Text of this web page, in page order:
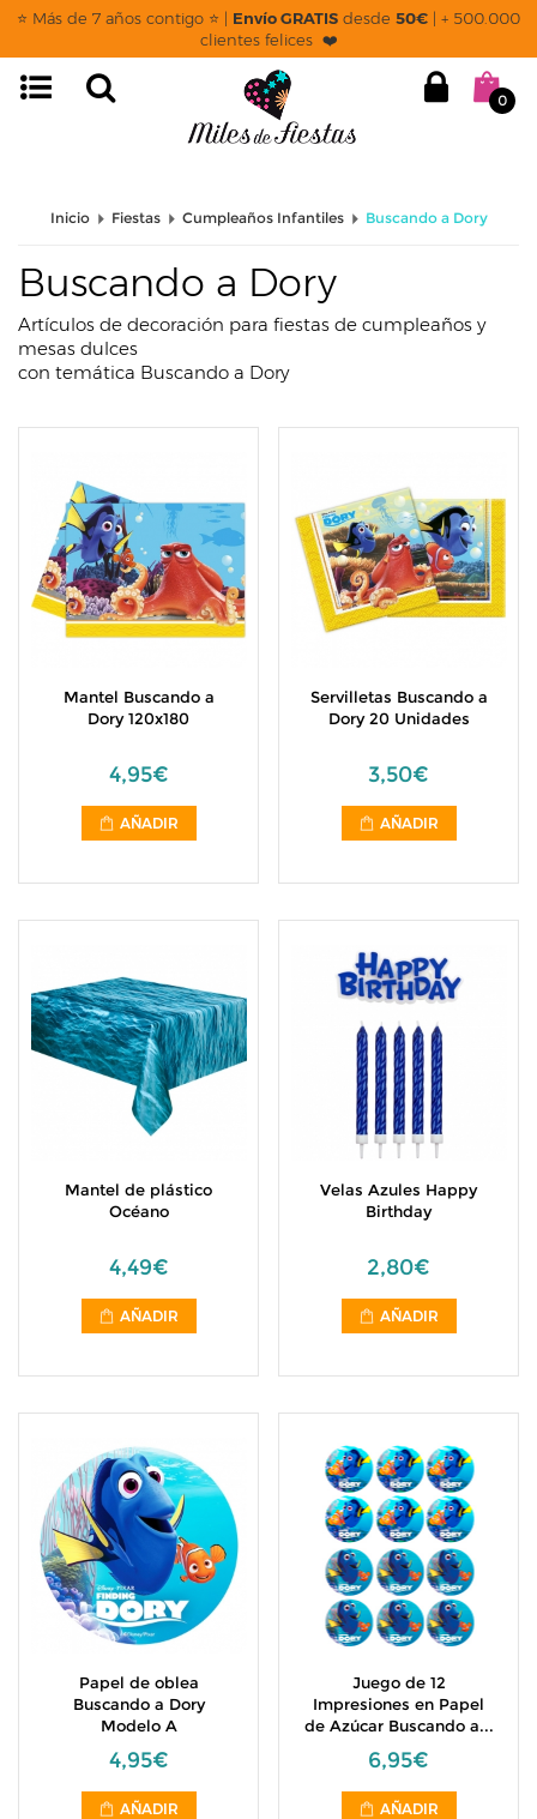
⭐ Más de 7 años contigo ⭐ | Envío GRATIS desde 50€ | + 500.000
clientes felices ❤️
0
page: listado
Inicio Fiestas Cumpleaños Infantiles Buscando a Dory
Buscando a Dory
Artículos de decoración para fiestas de cumpleaños y
mesas dulces
con temática Buscando a Dory
Mantel Buscando a
Dory 120x180
4,95€
AÑADIR
Servilletas Buscando a
Dory 20 Unidades
3,50€
AÑADIR
Mantel de plástico
Océano
4,49€
AÑADIR
Velas Azules Happy
Birthday
2,80€
AÑADIR
Papel de oblea
Buscando a Dory
Modelo A
4,95€
AÑADIR
Juego de 12
Impresiones en Papel
de Azúcar Buscando a...
6,95€
AÑADIR